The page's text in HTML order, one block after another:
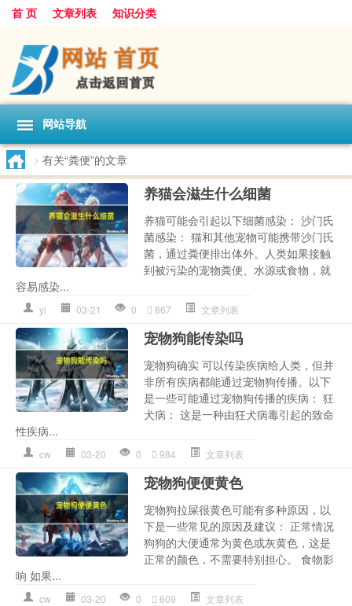
首 页 文章列表 知识分类
网站导航
> 有关“粪便”的文章
养猫会滋生什么细菌
养猫可能会引起以下细菌感染： 沙门氏
菌感染： 猫和其他宠物可能携带沙门氏
菌，通过粪便排出体外。人类如果接触
到被污染的宠物粪便、水源或食物，就
容易感染...
yl 03-21 0 867 文章列表
宠物狗能传染吗
宠物狗确实 可以传染疾病给人类，但并
非所有疾病都能通过宠物狗传播。以下
是一些可能通过宠物狗传播的疾病： 狂
犬病： 这是一种由狂犬病毒引起的致命
性疾病...
cw 03-20 0 984 文章列表
宠物狗便便黄色
宠物狗拉屎很黄色可能有多种原因，以
下是一些常见的原因及建议： 正常情况
狗狗的大便通常为黄色或灰黄色，这是
正常的颜色，不需要特别担心。 食物影
响 如果...
cw 03-20 0 609 文章列表